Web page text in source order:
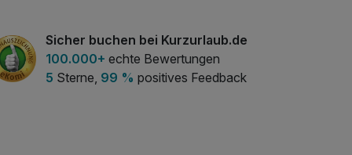
Sicher buchen bei Kurzurlaub.de
100.000+ echte Bewertungen
5 Sterne, 99 % positives Feedback